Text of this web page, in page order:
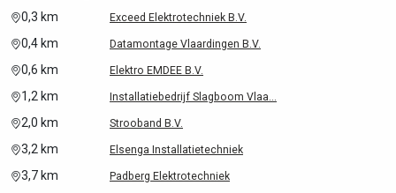
0,3 km Exceed Elektrotechniek B.V.
0,4 km Datamontage Vlaardingen B.V.
0,6 km Elektro EMDEE B.V.
1,2 km Installatiebedrijf Slagboom Vlaa...
2,0 km Strooband B.V.
3,2 km Elsenga Installatietechniek
3,7 km Padberg Elektrotechniek